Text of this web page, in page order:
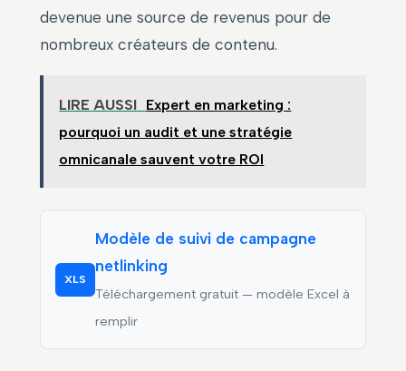
devenue une source de revenus pour de
nombreux créateurs de contenu.
LIRE AUSSI Expert en marketing :
pourquoi un audit et une stratégie
omnicanale sauvent votre ROI
XLS
Modèle de suivi de campagne
netlinking
Téléchargement gratuit — modèle Excel à
remplir